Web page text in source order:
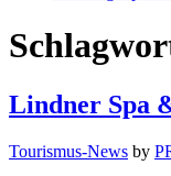
Lindner Spa
Tourismus-News by